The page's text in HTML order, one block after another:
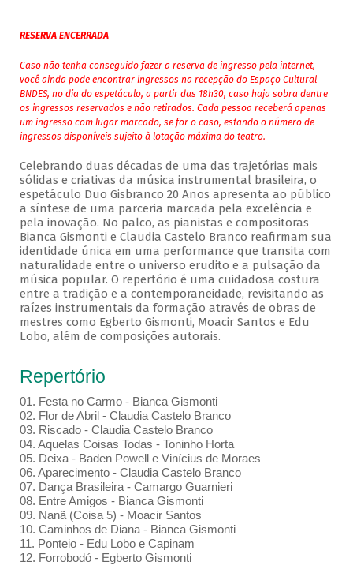
RESERVA ENCERRADA
Caso não tenha conseguido fazer a reserva de ingresso pela internet,
você ainda pode encontrar ingressos na recepção do Espaço Cultural
BNDES, no dia do espetáculo, a partir das 18h30, caso haja sobra dentre
os ingressos reservados e não retirados. Cada pessoa receberá apenas
um ingresso com lugar marcado, se for o caso, estando o número de
ingressos disponíveis sujeito à lotação máxima do teatro.
Celebrando duas décadas de uma das trajetórias mais
sólidas e criativas da música instrumental brasileira, o
espetáculo Duo Gisbranco 20 Anos apresenta ao público
a síntese de uma parceria marcada pela excelência e
pela inovação. No palco, as pianistas e compositoras
Bianca Gismonti e Claudia Castelo Branco reafirmam sua
identidade única em uma performance que transita com
naturalidade entre o universo erudito e a pulsação da
música popular. O repertório é uma cuidadosa costura
entre a tradição e a contemporaneidade, revisitando as
raízes instrumentais da formação através de obras de
mestres como Egberto Gismonti, Moacir Santos e Edu
Lobo, além de composições autorais.
Repertório
01.⁠ ⁠Festa no Carmo - Bianca Gismonti
02.⁠ ⁠Flor de Abril - Claudia Castelo Branco
03.⁠ ⁠Riscado - Claudia Castelo Branco
04.⁠ ⁠Aquelas Coisas Todas - Toninho Horta
05.⁠ ⁠Deixa - Baden Powell e Vinícius de Moraes
06.⁠ ⁠Aparecimento - Claudia Castelo Branco
07.⁠ ⁠Dança Brasileira - Camargo Guarnieri
08.⁠ ⁠Entre Amigos - Bianca Gismonti
09.⁠ ⁠Nanã (Coisa 5) - Moacir Santos
10.⁠ ⁠Caminhos de Diana - Bianca Gismonti
11.⁠ ⁠Ponteio - Edu Lobo e Capinam
12.⁠ ⁠Forrobodó - Egberto Gismonti